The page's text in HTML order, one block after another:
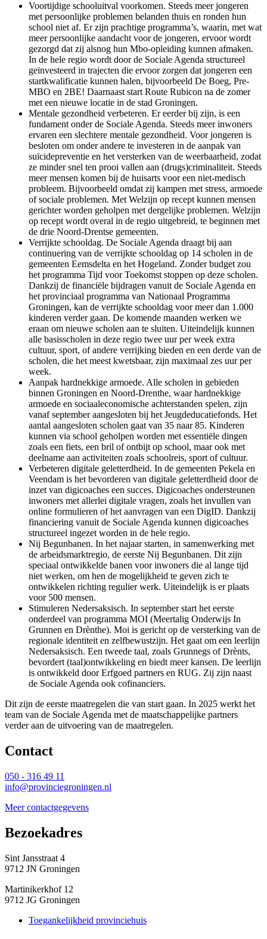
Voortijdige schooluitval voorkomen. Steeds meer jongeren
met persoonlijke problemen belanden thuis en ronden hun
school niet af. Er zijn prachtige programma’s, waarin, met wat
meer persoonlijke aandacht voor de jongeren, ervoor wordt
gezorgd dat zij alsnog hun Mbo-opleiding kunnen afmaken.
In de hele regio wordt door de Sociale Agenda structureel
geïnvesteerd in trajecten die ervoor zorgen dat jongeren een
startkwalificatie kunnen halen, bijvoorbeeld De Boeg, Pre-
MBO en 2BE! Daarnaast start Route Rubicon na de zomer
met een nieuwe locatie in de stad Groningen.
Mentale gezondheid verbeteren. Er eerder bij zijn, is een
fundament onder de Sociale Agenda. Steeds meer inwoners
ervaren een slechtere mentale gezondheid. Voor jongeren is
besloten om onder andere te investeren in de aanpak van
suïcidepreventie en het versterken van de weerbaarheid, zodat
ze minder snel ten prooi vallen aan (drugs)criminaliteit. Steeds
meer mensen komen bij de huisarts voor een niet-medisch
probleem. Bijvoorbeeld omdat zij kampen met stress, armoede
of sociale problemen. Met Welzijn op recept kunnen mensen
gerichter worden geholpen met dergelijke problemen. Welzijn
op recept wordt overal in de regio uitgebreid, te beginnen met
de drie Noord-Drentse gemeenten.
Verrijkte schooldag. De Sociale Agenda draagt bij aan
continuering van de verrijkte schooldag op 14 scholen in de
gemeenten Eemsdelta en het Hogeland. Zonder budget zou
het programma Tijd voor Toekomst stoppen op deze scholen.
Dankzij de financiële bijdragen vanuit de Sociale Agenda en
het provinciaal programma van Nationaal Programma
Groningen, kan de verrijkte schooldag voor meer dan 1.000
kinderen verder gaan. De komende maanden werken we
eraan om nieuwe scholen aan te sluiten. Uiteindelijk kunnen
alle basisscholen in deze regio twee uur per week extra
cultuur, sport, of andere verrijking bieden en een derde van de
scholen, die het meest kwetsbaar, zijn maximaal zes uur per
week.
Aanpak hardnekkige armoede. Alle scholen in gebieden
binnen Groningen en Noord-Drenthe, waar hardnekkige
armoede en sociaaleconomische achterstanden spelen, zijn
vanaf september aangesloten bij het Jeugdeducatiefonds. Het
aantal aangesloten scholen gaat van 35 naar 85. Kinderen
kunnen via school geholpen worden met essentiële dingen
zoals een fiets, een bril of ontbijt op school, maar ook met
deelname aan activiteiten zoals schoolreis, sport of cultuur.
Verbeteren digitale geletterdheid. In de gemeenten Pekela en
Veendam is het bevorderen van digitale geletterdheid door de
inzet van digicoaches een succes. Digicoaches ondersteunen
inwoners met allerlei digitale vragen, zoals het invullen van
online formulieren of het aanvragen van een DigID. Dankzij
financiering vanuit de Sociale Agenda kunnen digicoaches
structureel ingezet worden in de hele regio.
Nij Begunbanen. In het najaar starten, in samenwerking met
de arbeidsmarktregio, de eerste Nij Begunbanen. Dit zijn
speciaal ontwikkelde banen voor inwoners die al lange tijd
niet werken, om hen de mogelijkheid te geven zich te
ontwikkelen richting regulier werk. Uiteindelijk is er plaats
voor 500 mensen.
Stimuleren Nedersaksisch. In september start het eerste
onderdeel van programma MOI (Meertalig Onderwijs In
Grunnen en Drènthe). Moi is gericht op de versterking van de
regionale identiteit en zelfbewustzijn. Het gaat om een leerlijn
Nedersaksisch. Een tweede taal, zoals Grunnegs of Drènts,
bevordert (taal)ontwikkeling en biedt meer kansen. De leerlijn
is ontwikkeld door Erfgoed partners en RUG. Zij zijn naast
de Sociale Agenda ook cofinanciers.
Dit zijn de eerste maatregelen die van start gaan. In 2025 werkt het
team van de Sociale Agenda met de maatschappelijke partners
verder aan de uitvoering van de maatregelen.
Contact
050 - 316 49 11
info@provinciegroningen.nl
Meer contactgegevens
Bezoekadres
Sint Jansstraat 4
9712 JN Groningen
Martinikerkhof 12
9712 JG Groningen
Toegankelijkheid provinciehuis